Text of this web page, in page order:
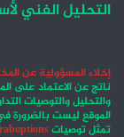
التحليل الفني
إخلاء المسؤولية عن
ناتج عن الاعتماد على
والتحليل والتوصيات
الموقع ليست بالضرورة
تمثل توصيات